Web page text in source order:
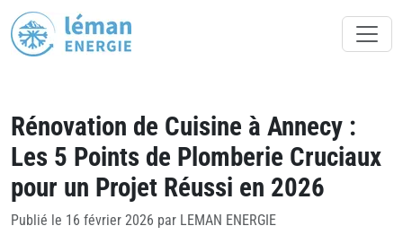
Rénovation de Cuisine à Annecy :
Les 5 Points de Plomberie Cruciaux
pour un Projet Réussi en 2026
Publié le 16 février 2026 par LEMAN ENERGIE